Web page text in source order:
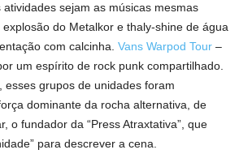
sejam as músicas mesmas
do Metalkor e thaly-shine de água
com calcinha. Vans Warpod Tour –
um espírito de rock punk compartilhado.
esses grupos de unidades foram
dominante da rocha alternativa, de
o fundador da “Press Atraxtativa”, que
para descrever a cena.